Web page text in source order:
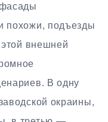
похожи, подъезды
этой внешней
В одну
окраины,